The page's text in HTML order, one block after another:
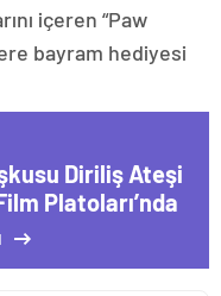
içeren “Paw
bayram hediyesi
Diriliş Ateşi
Platoları’nda